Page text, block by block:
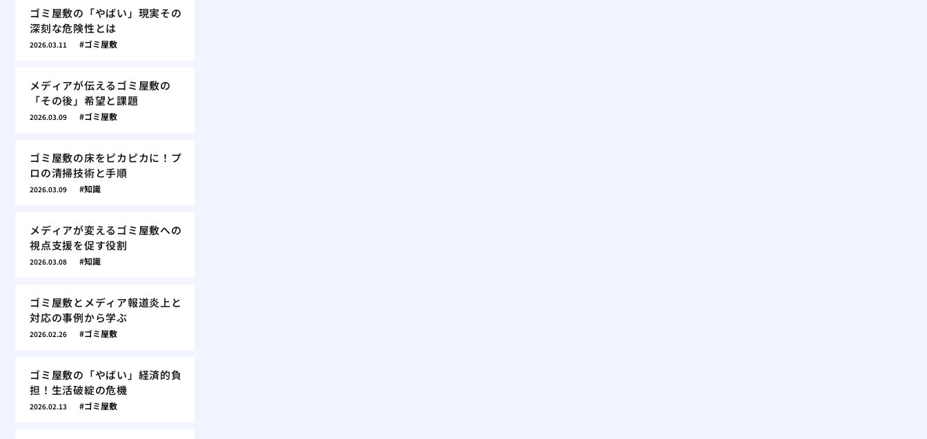
ゴミ屋敷の「やばい」現実その
深刻な危険性とは
2026.03.11 ゴミ屋敷
メディアが伝えるゴミ屋敷の
「その後」希望と課題
2026.03.09 ゴミ屋敷
ゴミ屋敷の床をピカピカに！プ
ロの清掃技術と手順
2026.03.09 知識
メディアが変えるゴミ屋敷への
視点支援を促す役割
2026.03.08 知識
ゴミ屋敷とメディア報道炎上と
対応の事例から学ぶ
2026.02.26 ゴミ屋敷
ゴミ屋敷の「やばい」経済的負
担！生活破綻の危機
2026.02.13 ゴミ屋敷